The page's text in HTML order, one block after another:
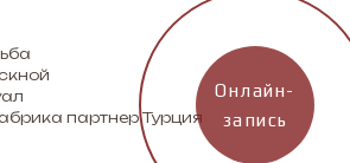
партнер Турция
Онлайн-
запись